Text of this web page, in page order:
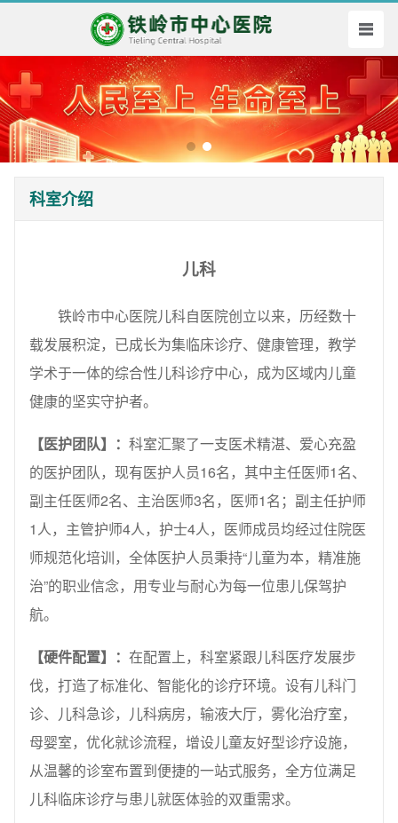
科室介绍
儿科
铁岭市中心医院儿科自医院创立以来，历经数十
载发展积淀，已成长为集临床诊疗、健康管理，教学
学术于一体的综合性儿科诊疗中心，成为区域内儿童
健康的坚实守护者。
【医护团队】： 科室汇聚了一支医术精湛、爱心充盈
的医护团队，现有医护人员16名，其中主任医师1名、
副主任医师2名、主治医师3名，医师1名；副主任护师
1人，主管护师4人，护士4人，医师成员均经过住院医
师规范化培训，全体医护人员秉持“儿童为本，精准施
治”的职业信念，用专业与耐心为每一位患儿保驾护
航。
【硬件配置】： 在配置上，科室紧跟儿科医疗发展步
伐，打造了标准化、智能化的诊疗环境。设有儿科门
诊、儿科急诊，儿科病房，输液大厅，雾化治疗室，
母婴室，优化就诊流程，增设儿童友好型诊疗设施，
从温馨的诊室布置到便捷的一站式服务，全方位满足
儿科临床诊疗与患儿就医体验的双重需求。